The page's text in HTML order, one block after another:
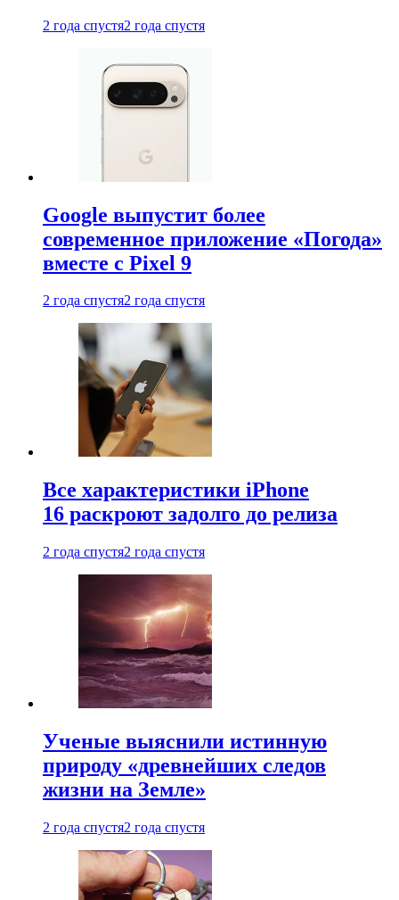
2 года спустя2 года спустя
Google выпустит более
современное приложение «Погода»
вместе с Pixel 9
2 года спустя2 года спустя
Все характеристики iPhone
16 раскроют задолго до релиза
2 года спустя2 года спустя
Ученые выяснили истинную
природу «древнейших следов
жизни на Земле»
2 года спустя2 года спустя